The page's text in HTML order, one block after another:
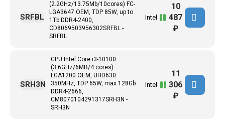
(2.2GHz/13.75Mb/10cores) FC-
LGA3647 ОЕМ, TDP 85W, up to
1Tb DDR4-2400,
CD8069503956302SRFBL -
SRFBL
Intel
SRFBL
10
487
₽
CPU Intel Core i3-10100
(3.6GHz/6MB/4 cores)
LGA1200 OEM, UHD630
350MHz, TDP 65W, max 128Gb
DDR4-2666,
CM8070104291317SRH3N -
SRH3N
Intel
SRH3N
11
306
₽